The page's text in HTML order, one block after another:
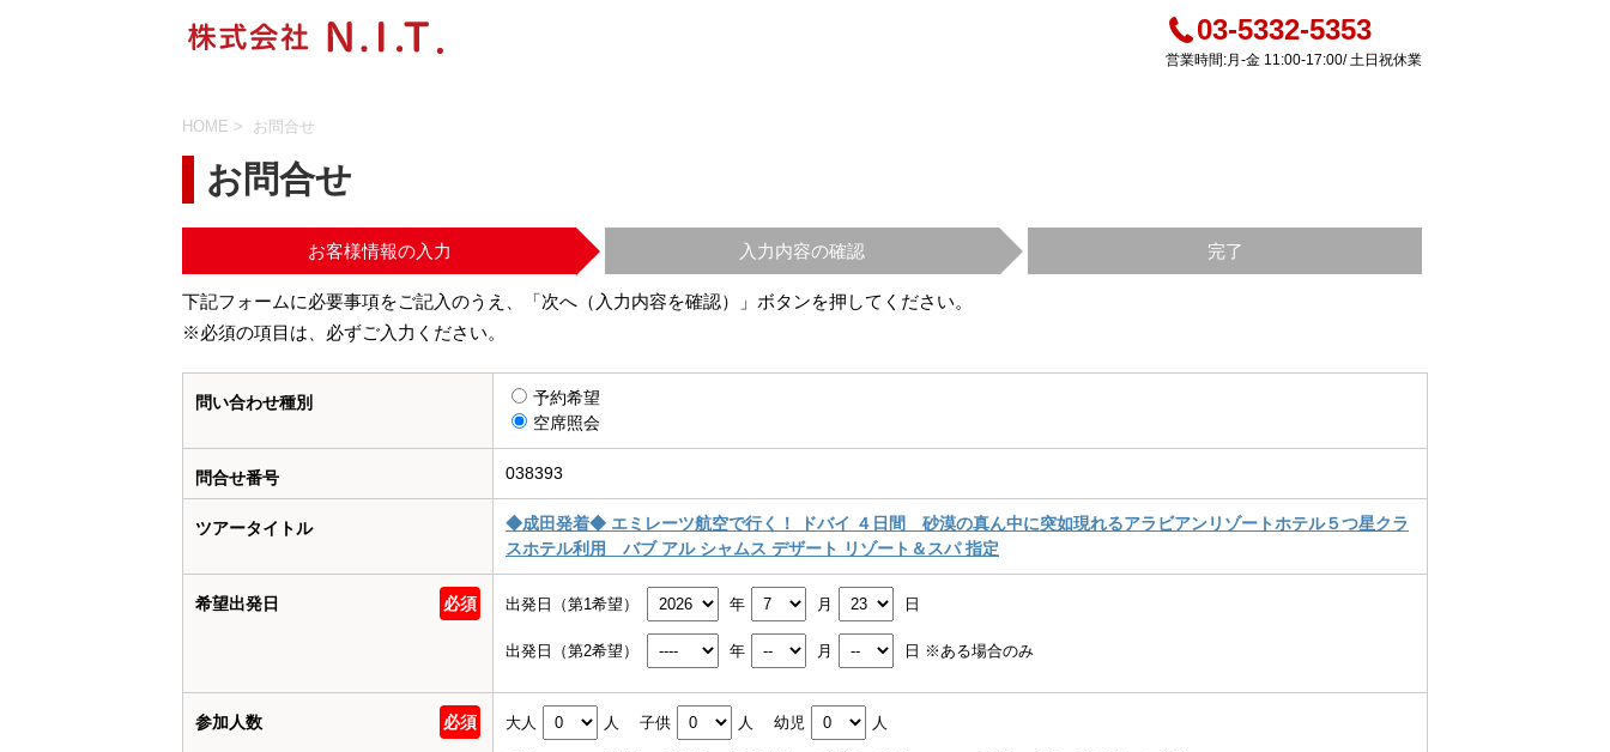
03-5332-5353
営業時間:月-金 11:00-17:00/ 土日祝休業
HOME > お問合せ
お問合せ
お客様情報の入力 入力内容の確認 完了
下記フォームに必要事項をご記入のうえ、「次へ（入力内容を確認）」ボタンを押してください。
※必須の項目は、必ずご入力ください。
問い合わせ種別
予約希望
空席照会
問合せ番号 038393
ツアータイトル
◆成田発着◆ エミレーツ航空で行く！ ドバイ ４日間 砂漠の真ん中に突如現れるアラビアンリゾートホテル５つ星クラ
スホテル利用 バブ アル シャムス デザート リゾート＆スパ 指定
希望出発日 必須 出発日（第1希望） 年 月 日
出発日（第2希望） 年 月 日 ※ある場合のみ
参加人数 必須 大人 人 子供 人 幼児 人